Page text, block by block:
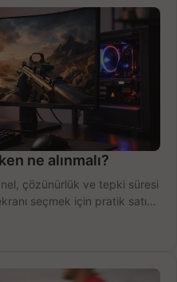
ne alınmalı?
çözünürlük ve tepki süresi
seçmek için pratik satın